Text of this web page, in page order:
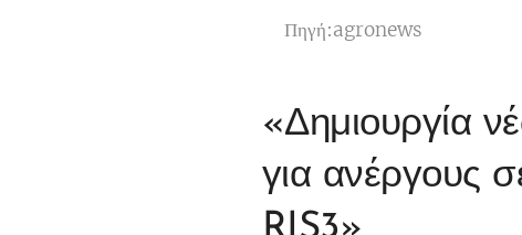
Πηγή:agronews
«Δημιουργία
για ανέργους